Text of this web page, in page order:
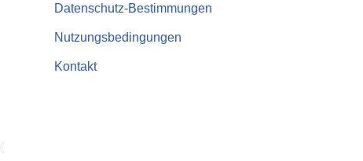
Datenschutz-Bestimmungen
Nutzungsbedingungen
Kontakt